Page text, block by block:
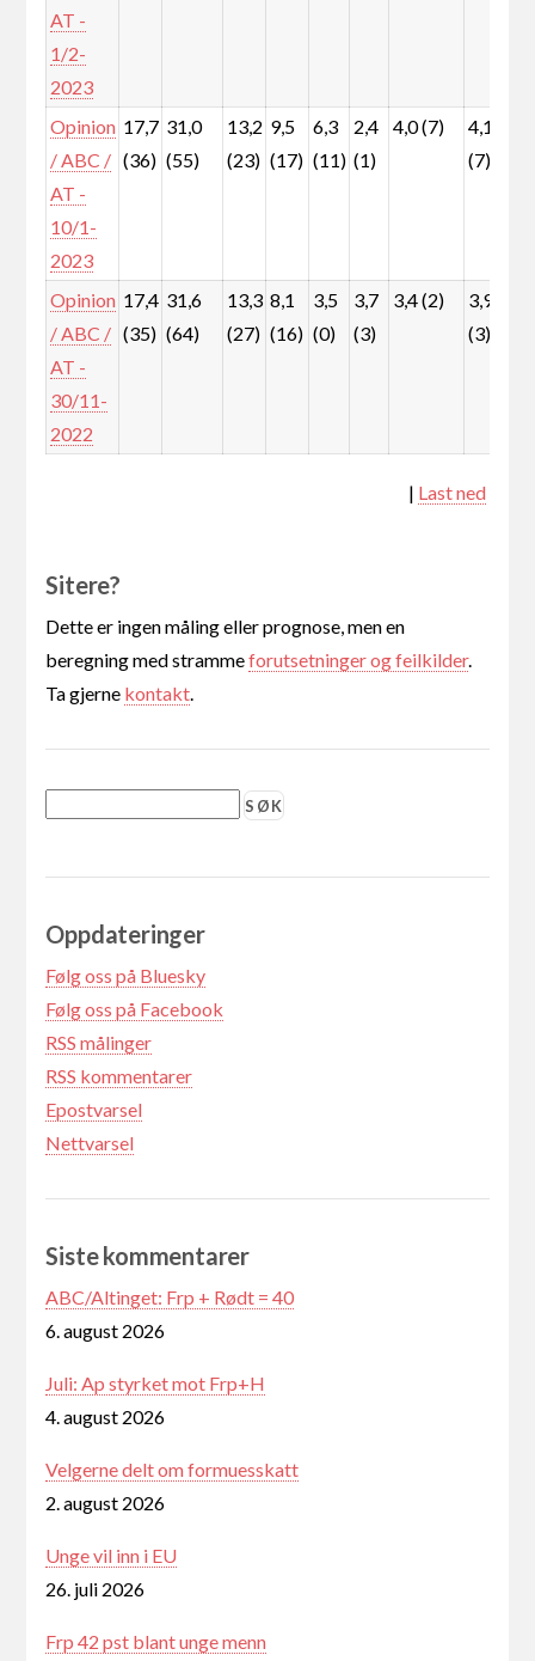
AT -
1/2-
2023
Opinion
/ ABC /
AT -
10/1-
2023
17,7
(36)
31,0
(55)
13,2
(23)
9,5
(17)
6,3
(11)
2,4
(1)
4,0 (7)
4,1
(7)
Opinion
/ ABC /
AT -
30/11-
2022
17,4
(35)
31,6
(64)
13,3
(27)
8,1
(16)
3,5
(0)
3,7
(3)
3,4 (2)
3,9
(3)
| Last ned
Sitere?
Dette er ingen måling eller prognose, men en
beregning med strammeforutsetninger og feilkilder.
Ta gjerne kontakt
Oppdateringer
Følg oss på Bluesky
Følg oss på Facebook
RSS målinger
RSS kommentarer
Epostvarsel
Nettvarsel
Siste kommentarer
ABC/Altinget: Frp + Rødt = 40
6. august 2026
Juli: Ap styrket mot Frp+H
4. august 2026
Velgerne delt om formuesskatt
2. august 2026
Unge vil inn i EU
26. juli 2026
Frp 42 pst blant unge menn